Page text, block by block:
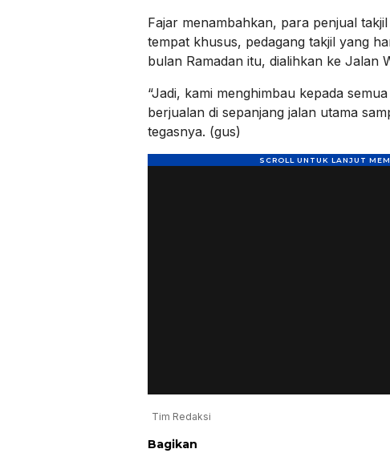
Fajar menambahkan, para penjual
tempat khusus, pedagang takjil yang
bulan Ramadan itu, dialihkan ke Jalan
“Jadi, kami menghimbau kepada
berjualan di sepanjang jalan utama
tegasnya. (gus)
Tim Redaksi
Bagikan